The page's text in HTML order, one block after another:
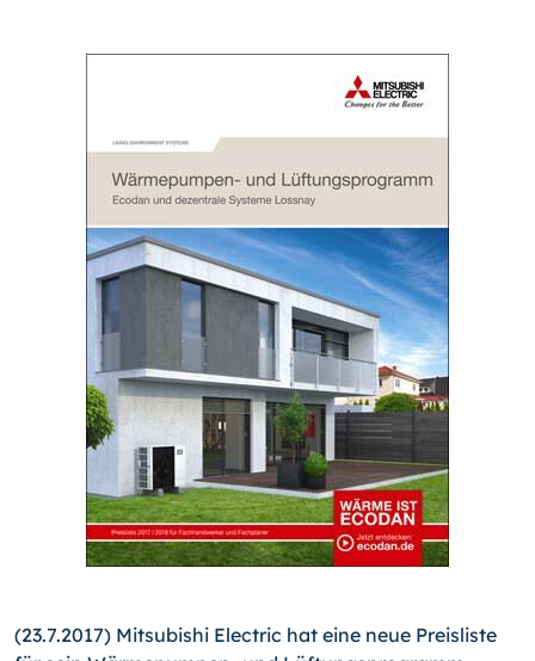
(23.7.2017) Mitsubishi Electric hat eine neue Preisliste